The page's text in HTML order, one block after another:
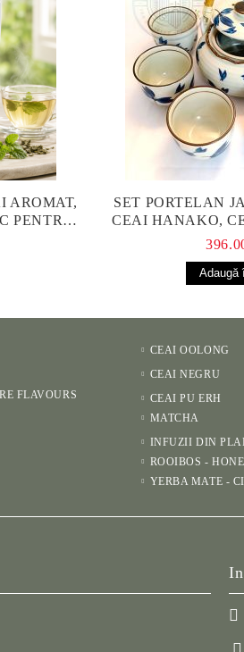
AROMAT,
PENTRU
SET PORTELAN
CEAI HANAKO,
PICTATE
FLAVOURS
CEAI OOLONG
CEAI NEGRU
CEAI PU ERH
MATCHA
INFUZII DIN
ROOIBOS -
YERBA MATE -